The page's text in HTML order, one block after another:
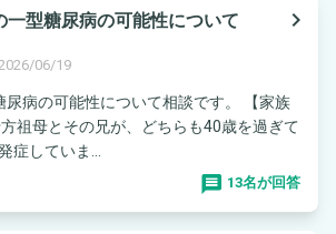
一型糖尿病の可能性について
navigate_next
06/19
の可能性について相談です。 【家族
祖母とその兄が、どちらも40歳を過ぎて
症していま...
13名が回答